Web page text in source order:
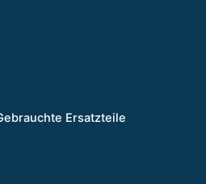
Ersatzteile